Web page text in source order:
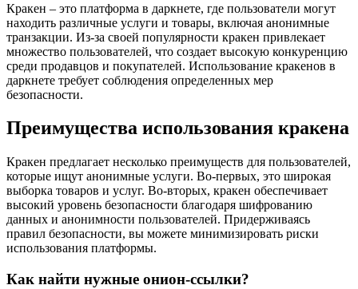
Кракен – это платформа в даркнете, где пользователи могут
находить различные услуги и товары, включая анонимные
транзакции. Из-за своей популярности кракен привлекает
множество пользователей, что создает высокую конкуренцию
среди продавцов и покупателей. Использование кракенов в
даркнете требует соблюдения определенных мер
безопасности.
Преимущества использования кракена
Кракен предлагает несколько преимуществ для пользователей,
которые ищут анонимные услуги. Во-первых, это широкая
выборка товаров и услуг. Во-вторых, кракен обеспечивает
высокий уровень безопасности благодаря шифрованию
данных и анонимности пользователей. Придерживаясь
правил безопасности, вы можете минимизировать риски
использования платформы.
Как найти нужные онион-ссылки?